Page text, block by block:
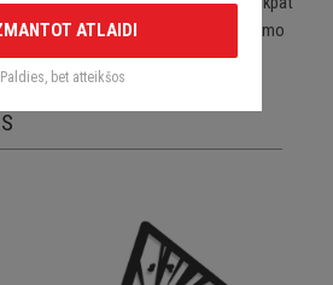
pēc to noņemšanas nebojā aplīmējamo
ATLAIDI
Paldies, bet atteikšos